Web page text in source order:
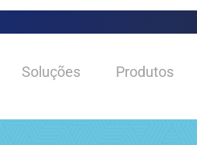
Soluções Produtos